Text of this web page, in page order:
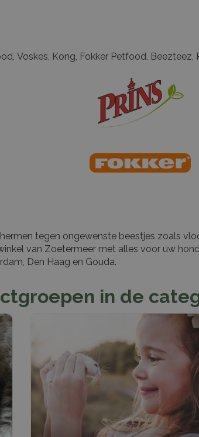
Voskes, Kong, Fokker Petfood, Beezteez,
tegen ongewenste beestjes zoals
van Zoetermeer met alles voor uw
Den Haag en Gouda.
in de